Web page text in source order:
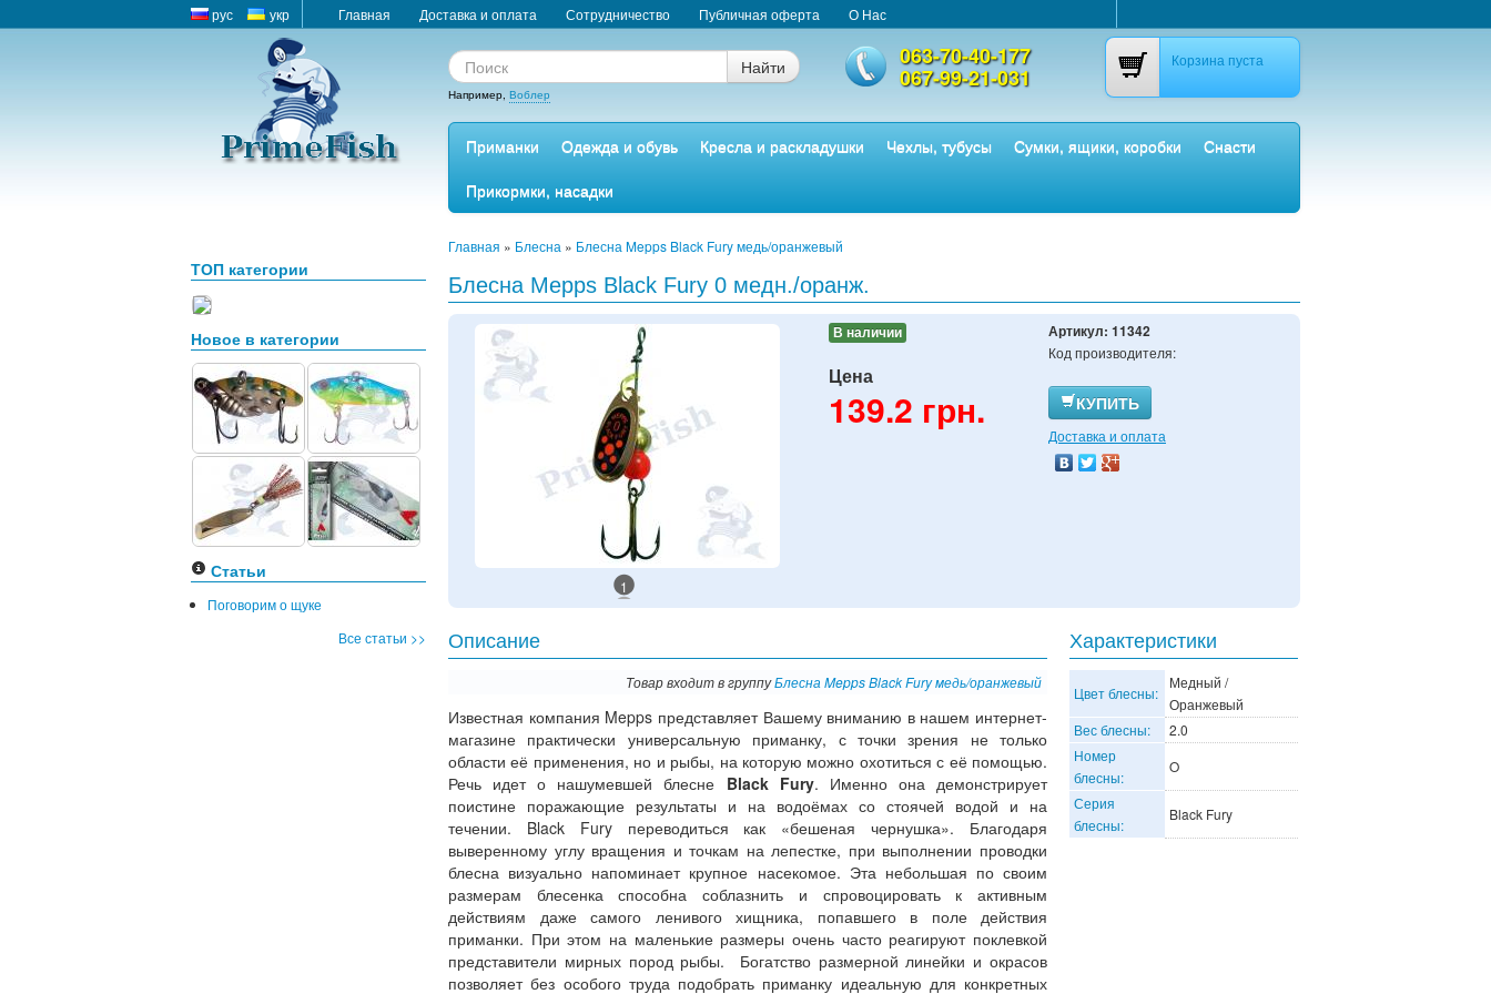
рус укр Главная Доставка и оплата Сотрудничество Публичная оферта О Нас
Найти
Например, Воблер
063-70-40-177
067-99-21-031
Корзина пуста
Приманки Одежда и обувь Кресла и раскладушки Чехлы, тубусы Сумки, ящики, коробки
Снасти
Прикормки, насадки
ТОП категории
Новое в категории
Статьи
Поговорим о щуке
Все статьи >>
Главная » Блесна » Блесна Mepps Black Fury медь/оранжевый
Блесна Mepps Black Fury 0 медн./оранж.
1
В наличии
Цена
139.2 грн.
Артикул: 11342
Код производителя:
КУПИТЬ
Доставка и оплата
Описание
Товар входит в группуБлесна Mepps Black Fury медь/оранжевый
Известная компания Mepps представляет Вашему вниманию в нашем интернет-
магазине практически универсальную приманку, с точки зрения не только
области её применения, но и рыбы, на которую можно охотиться с её помощью.
Речь идет о нашумевшей блесне Black Fury. Именно она демонстрирует
поистине поражающие результаты и на водоёмах со стоячей водой и на
течении. Black Fury переводиться как «бешеная чернушка». Благодаря
выверенному углу вращения и точкам на лепестке, при выполнении проводки
блесна визуально напоминает крупное насекомое. Эта небольшая по своим
размерам блесенка способна соблазнить и спровоцировать к активным
действиям даже самого ленивого хищника, попавшего в поле действия
приманки. При этом на маленькие размеры очень часто реагируют поклевкой
представители мирных пород рыбы. Богатство размерной линейки и окрасов
позволяет без особого труда подобрать приманку идеальную для конкретных
Характеристики
Цвет блесны:
Медный /
Оранжевый
Вес блесны:
2.0
Номер
блесны:
O
Серия
блесны:
Black Fury